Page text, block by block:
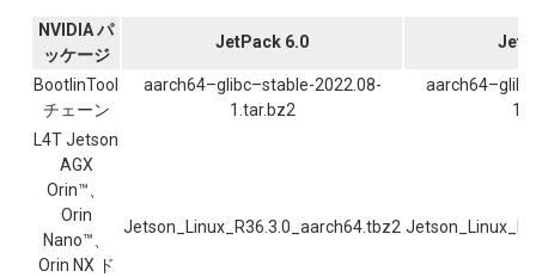
NVIDIA パ
ッケージ
JetPack 6.0
BootlinTool
チェーン
aarch64–glibc–stable-2022.08-
1.tar.bz2
L4T Jetson
AGX
Orin™、
Orin
Nano™、
Orin NX ド
Jetson_Linux_R36.3.0_aarch64.tbz2